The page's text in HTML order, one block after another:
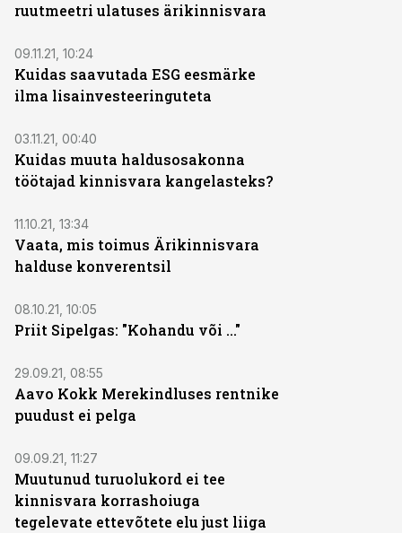
ruutmeetri ulatuses ärikinnisvara
09.11.21, 10:24
Kuidas saavutada ESG eesmärke
ilma lisainvesteeringuteta
03.11.21, 00:40
Kuidas muuta haldusosakonna
töötajad kinnisvara kangelasteks?
11.10.21, 13:34
Vaata, mis toimus Ärikinnisvara
halduse konverentsil
08.10.21, 10:05
Priit Sipelgas: "Kohandu või ..."
29.09.21, 08:55
Aavo Kokk Merekindluses rentnike
puudust ei pelga
09.09.21, 11:27
Muutunud turuolukord ei tee
kinnisvara korrashoiuga
tegelevate ettevõtete elu just liiga